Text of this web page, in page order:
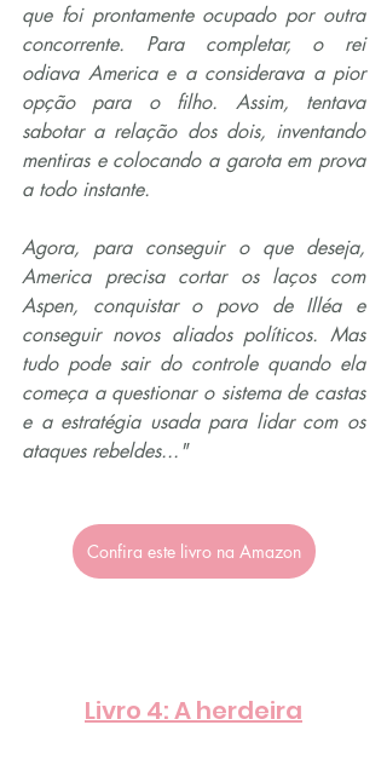
que foi prontamente ocupado por outra
concorrente. Para completar, o rei
odiava America e a considerava a pior
opção para o filho. Assim, tentava
sabotar a relação dos dois, inventando
mentiras e colocando a garota em prova
a todo instante.
Agora, para conseguir o que deseja,
America precisa cortar os laços com
Aspen, conquistar o povo de Illéa e
conseguir novos aliados políticos. Mas
tudo pode sair do controle quando ela
começa a questionar o sistema de castas
e a estratégia usada para lidar com os
ataques rebeldes..."
Confira este livro na Amazon
Livro 4: A herdeira